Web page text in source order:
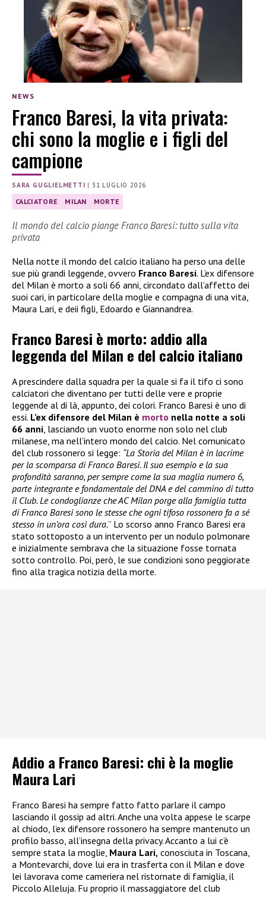
NEWS
Franco Baresi, la vita privata:
chi sono la moglie e i figli del
campione
SARA GUGLIELMETTI |31 LUGLIO 2026
CALCIATORE MILAN MORTE
Il mondo del calcio piange Franco Baresi: tutto sulla vita
privata
Nella notte il mondo del calcio italiano ha perso una delle
sue più grandi leggende, ovvero Franco Baresi. L’ex difensore
del Milan è morto a soli 66 anni, circondato dall’affetto dei
suoi cari, in particolare della moglie e compagna di una vita,
Maura Lari, e deii figli, Edoardo e Giannandrea.
Franco Baresi è morto: addio alla
leggenda del Milan e del calcio italiano
A prescindere dalla squadra per la quale si fa il tifo ci sono
calciatori che diventano per tutti delle vere e proprie
leggende al di là, appunto, dei colori. Franco Baresi è uno di
essi. L’ex difensore del Milan è morto nella notte a soli
66 anni, lasciando un vuoto enorme non solo nel club
milanese, ma nell’intero mondo del calcio. Nel comunicato
del club rossonero si legge: “La Storia del Milan è in lacrime
per la scomparsa di Franco Baresi. Il suo esempio e la sua
profondità saranno, per sempre come la sua maglia numero 6,
parte integrante e fondamentale del DNA e del cammino di tutto
il Club. Le condoglianze che AC Milan porge alla famiglia tutta
di Franco Baresi sono le stesse che ogni tifoso rossonero fa a sé
stesso in un’ora così dura.” Lo scorso anno Franco Baresi era
stato sottoposto a un intervento per un nodulo polmonare
e inizialmente sembrava che la situazione fosse tornata
sotto controllo. Poi, però, le sue condizioni sono peggiorate
fino alla tragica notizia della morte.
Addio a Franco Baresi: chi è la moglie
Maura Lari
Franco Baresi ha sempre fatto fatto parlare il campo
lasciando il gossip ad altri. Anche una volta appese le scarpe
al chiodo, l’ex difensore rossonero ha sempre mantenuto un
profilo basso, all’insegna della privacy. Accanto a lui c’è
sempre stata la moglie, Maura Lari, conosciuta in Toscana,
a Montevarchi, dove lui era in trasferta con il Milan e dove
lei lavorava come cameriera nel ristornate di famiglia, il
Piccolo Alleluja. Fu proprio il massaggiatore del club